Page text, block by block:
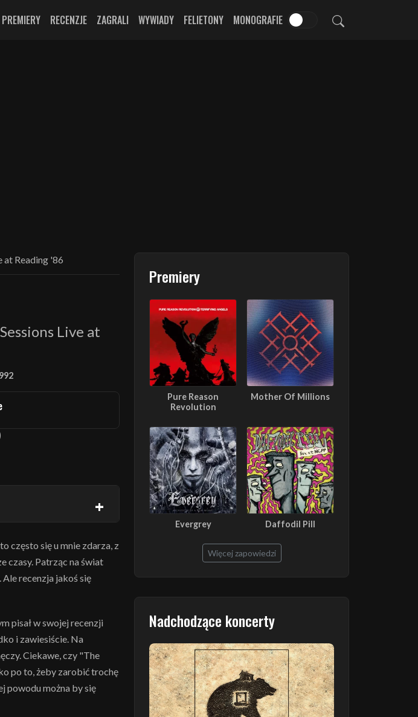
PREMIERY RECENZJE ZAGRALI WYWIADY FELIETONY MONOGRAFIE
at Reading '86
Live at
często się u mnie zdarza, z
czasy. Patrząc na świat
Ale recenzja jakoś się
pisał w swojej recenzji
i zawiesiście. Na
Ciekawe, czy "The
po to, żeby zarobić trochę
powodu można by się
Premiery
Pure Reason
Revolution
Mother Of Millions
Evergrey Daffodil Pill
Więcej zapowiedzi
Nadchodzące koncerty